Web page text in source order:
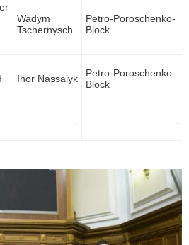
Wadym
Tschernysch
Petro-Poroschenko-
Block
Ihor Nassalyk
Petro-Poroschenko-
Block
- -